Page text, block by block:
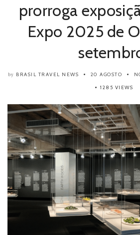
prorroga
Expo 2025 de
by BRASIL TRAVEL NEWS 20 AGOSTO
1285 VIEWS